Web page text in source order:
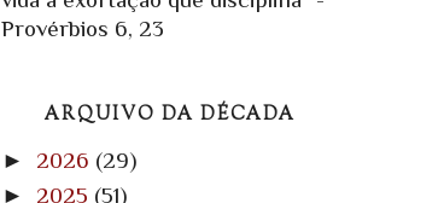
Provérbios 6, 23
ARQUIVO DA DÉCADA
► 2026 (29)
► 2025 (51)